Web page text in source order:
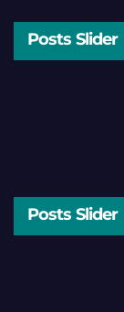
Posts Slider
Posts Slider